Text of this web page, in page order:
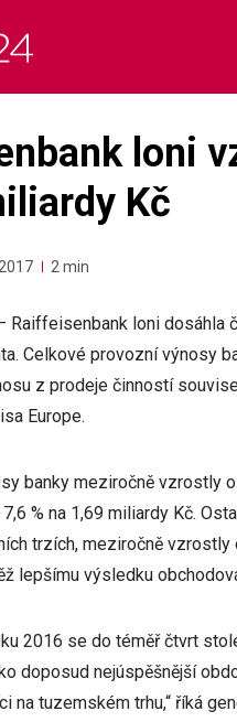
loni
Kč
2 min
Raiffeisenbank loni
Celkové provozní výnosy
z prodeje činností
Europe.
banky meziročně vzrostly
% na 1,69 miliardy Kč.
trzích, meziročně
lepšímu výsledku
2016 se do téměř čtvrt
doposud nejúspěšnější
na tuzemském trhu,“ říká